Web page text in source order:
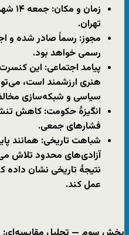
زمان و مکان: جمعه ۱۴
تهران.
مجوز: رسماً صادر شده و
رسمی خواهد بود.
پیامد اجتماعی: این
هنری ارزشمند است،
سیاسی و شبکه‌سازی
انگیزهٔ حکومت: کاهش
فشارهای جمعی.
شباهت تاریخی: همانند
آزادی‌های محدود تلاش
نتیجهٔ تاریخی نشان
عمل کند.